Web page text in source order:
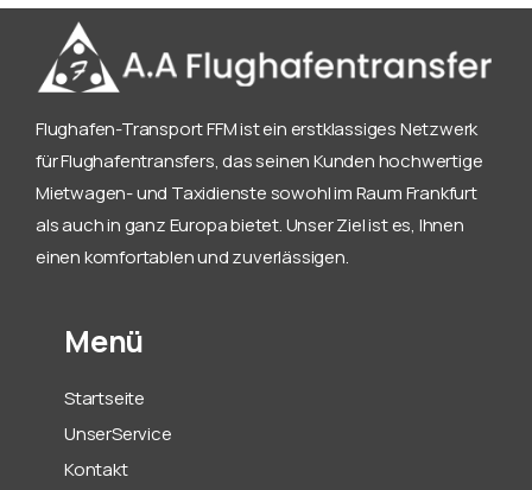
Flughafen-Transport FFM ist ein erstklassiges Netzwerk
für Flughafentransfers, das seinen Kunden hochwertige
Mietwagen- und Taxidienste sowohl im Raum Frankfurt
als auch in ganz Europa bietet. Unser Ziel ist es, Ihnen
einen komfortablen und zuverlässigen.
Menü
Startseite
UnserService
Kontakt